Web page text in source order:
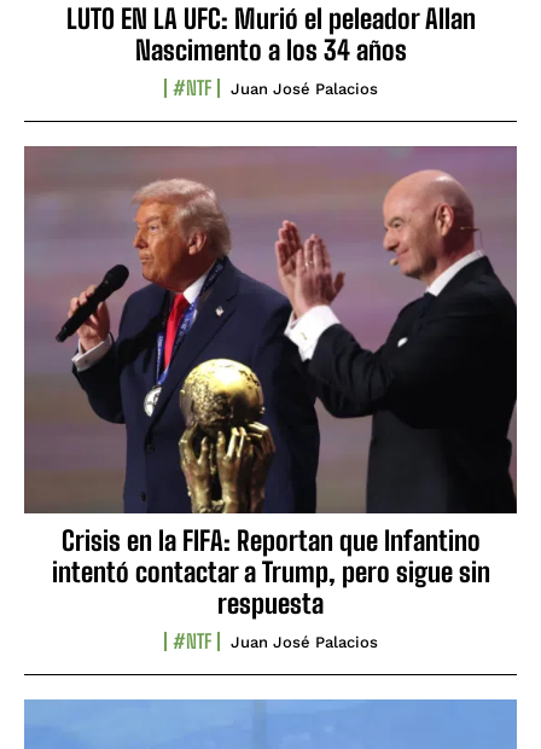
LUTO EN LA UFC: Murió el peleador Allan
Nascimento a los 34 años
#NTF Juan José Palacios
Crisis en la FIFA: Reportan que Infantino
intentó contactar a Trump, pero sigue sin
respuesta
#NTF Juan José Palacios